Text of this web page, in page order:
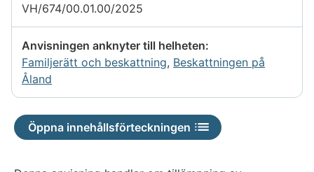
VH/674/00.01.00/2025
Anvisningen anknyter till helheten:
Familjerätt och beskattning, Beskattningen på
Åland
Öppna innehållsförteckningen